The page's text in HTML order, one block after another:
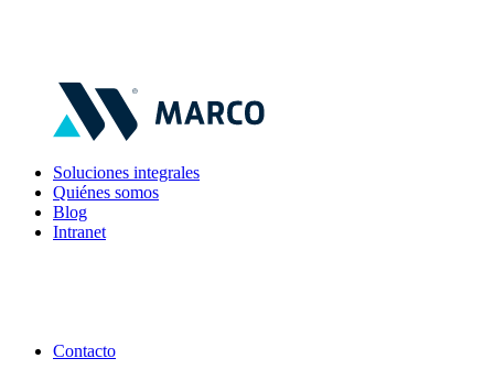
Soluciones integrales
Quiénes somos
Blog
Intranet
Contacto